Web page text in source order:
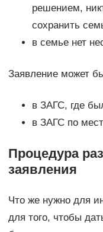
решением,
сохранить
в семье нет
Заявление может
в ЗАГС, где
в ЗАГС по
Процедура
заявления
Что же нужно для
для того, чтобы